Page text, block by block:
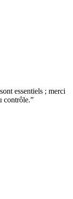
essentiels ; merci
contrôle.”